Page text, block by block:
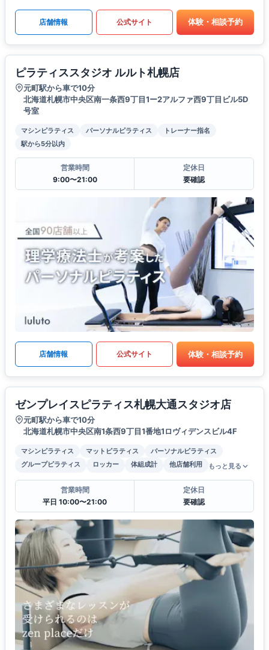
店舗情報 公式サイト 体験・相談予約
ピラティススタジオ ルルト札幌店
元町駅から車で10分
北海道札幌市中央区南一条西9丁目1ー2アルファ西9丁目ビル5D
号室
マシンピラティス パーソナルピラティス
トレーナー指名
駅から5分以内
営業時間
9:00〜21:00
定休日
要確認
店舗情報 公式サイト 体験・相談予約
ゼンプレイスピラティス札幌大通スタジオ店
元町駅から車で10分
北海道札幌市中央区南1条西9丁目1番地1ロヴィデンスビル4F
マシンピラティス マットピラティス
パーソナルピラティス
グループピラティス
ロッカー 体組成計 他店舗利用 もっと見る
営業時間
平日 10:00〜21:00
定休日
要確認